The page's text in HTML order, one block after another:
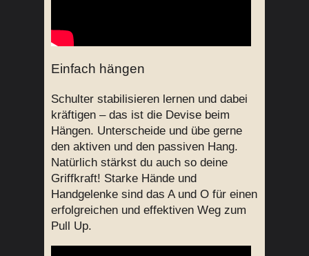
Einfach hängen
Schulter stabilisieren lernen und dabei
kräftigen – das ist die Devise beim
Hängen. Unterscheide und übe gerne
den aktiven und den passiven Hang.
Natürlich stärkst du auch so deine
Griffkraft! Starke Hände und
Handgelenke sind das A und O für einen
erfolgreichen und effektiven Weg zum
Pull Up.